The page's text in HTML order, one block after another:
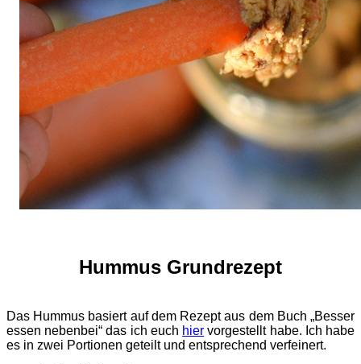
Hummus Grundrezept
Das Hummus basiert auf dem Rezept aus dem Buch „Besser
essen nebenbei“ das ich euch hier vorgestellt habe. Ich habe
es in zwei Portionen geteilt und entsprechend verfeinert.